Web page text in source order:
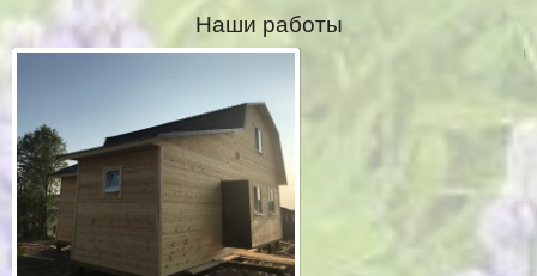
Наши работы